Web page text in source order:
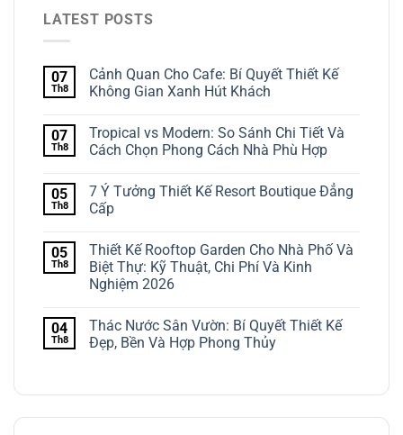
LATEST POSTS
07
Th8
Cảnh Quan Cho Cafe: Bí Quyết Thiết Kế
Không Gian Xanh Hút Khách
07
Th8
Tropical vs Modern: So Sánh Chi Tiết Và
Cách Chọn Phong Cách Nhà Phù Hợp
05
Th8
7 Ý Tưởng Thiết Kế Resort Boutique Đẳng
Cấp
05
Th8
Thiết Kế Rooftop Garden Cho Nhà Phố Và
Biệt Thự: Kỹ Thuật, Chi Phí Và Kinh
Nghiệm 2026
04
Th8
Thác Nước Sân Vườn: Bí Quyết Thiết Kế
Đẹp, Bền Và Hợp Phong Thủy